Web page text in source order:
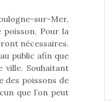
sur-Mer,
Pour la
nécessaires.
public afin que
ville. Souhaitant
des poissons de
que l’on peut
jeux non connectés qui
fait grandir !
Depuis 2019 la marque
crée des jeux pour les
enfants de 4 à 10 ans avec
comme objectif…